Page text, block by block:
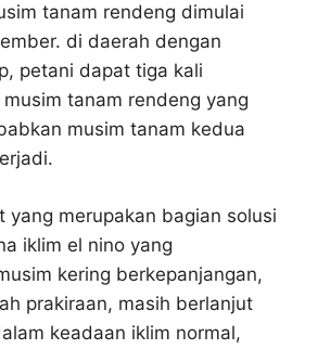
tanam rendeng dimulai
di daerah dengan
petani dapat tiga kali
tanam rendeng yang
musim tanam kedua
yang merupakan bagian solusi
iklim el nino yang
kering berkepanjangan,
prakiraan, masih berlanjut
keadaan iklim normal,